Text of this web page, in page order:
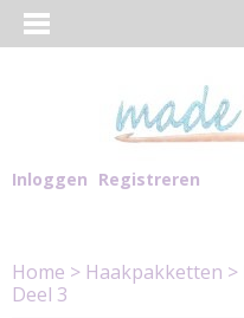
Inloggen Registreren
Home > Haakpakketten >
Deel 3